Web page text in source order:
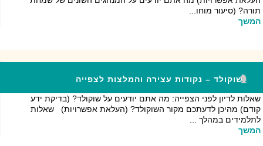
תורה? (סיעור מוחו...
המשך
שוקולד – נקודות עצירה והמלצות לצפייה
שאלות לדיון לפני הצפייה: מה אתם יודעים על שוקולד? (בדיקת ידע
קודם) מהיכן לדעתכם מקור השוקולד? (העלאת אפשרויות) שאלות
לתלמידים במהלך ...
המשך